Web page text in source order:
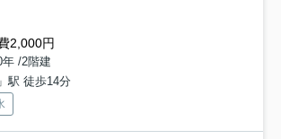
2,000円
/2階建
駅 徒歩14分